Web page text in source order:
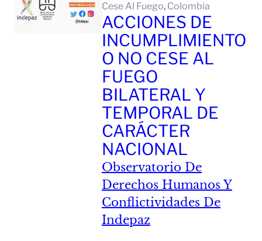
Cese Al Fuego, Colombia
ACCIONES DE
INCUMPLIMIENTO
O NO CESE AL
FUEGO
BILATERAL Y
TEMPORAL DE
CARÁCTER
NACIONAL
Observatorio De
Derechos Humanos Y
Conflictividades De
Indepaz